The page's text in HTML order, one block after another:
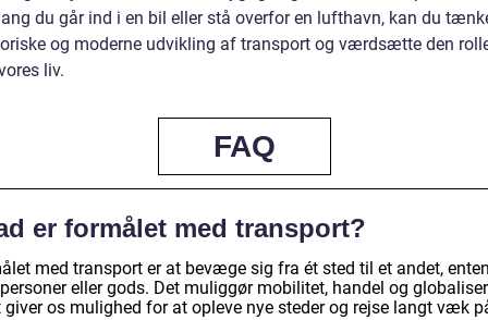
du går ind i en bil eller stå overfor en lufthavn, kan du
og moderne udvikling af transport og værdsætte den
liv.
FAQ
er formålet med transport?
med transport er at bevæge sig fra ét sted til et andet,
eller gods. Det muliggør mobilitet, handel og
giver os mulighed for at opleve nye steder og rejse langt væk